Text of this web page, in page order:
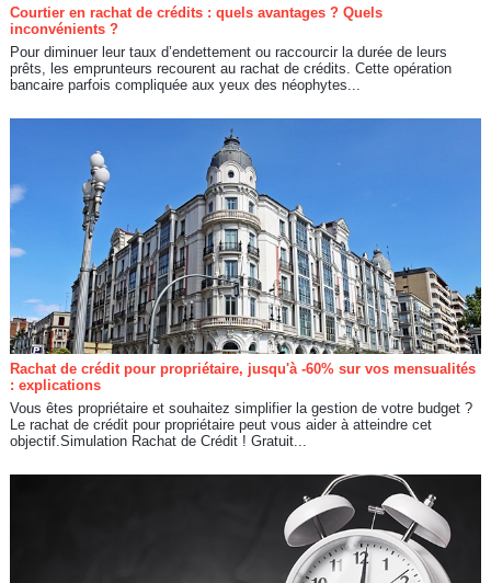
Courtier en rachat de crédits : quels avantages ? Quels
inconvénients ?
Pour diminuer leur taux d’endettement ou raccourcir la durée de leurs
prêts, les emprunteurs recourent au rachat de crédits. Cette opération
bancaire parfois compliquée aux yeux des néophytes...
Rachat de crédit pour propriétaire, jusqu'à -60% sur vos mensualités
: explications
Vous êtes propriétaire et souhaitez simplifier la gestion de votre budget ?
Le rachat de crédit pour propriétaire peut vous aider à atteindre cet
objectif.Simulation Rachat de Crédit ! Gratuit...